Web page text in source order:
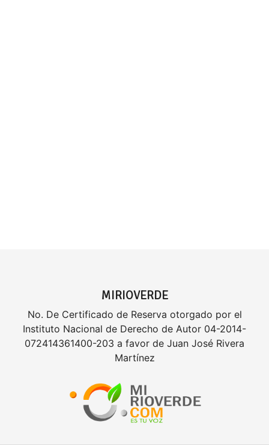
MIRIOVERDE
No. De Certificado de Reserva otorgado por el
Instituto Nacional de Derecho de Autor 04-2014-
072414361400-203 a favor de Juan José Rivera
Martínez